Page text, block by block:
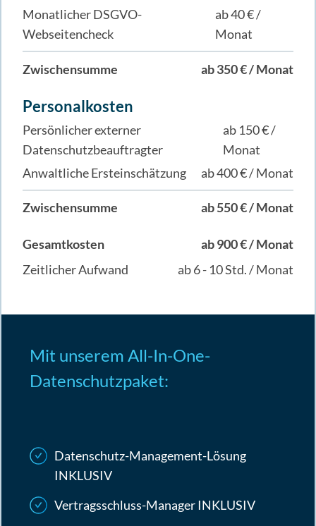
Monatlicher DSGVO-
Webseitencheck
ab 40 € /
Monat
Zwischensumme ab 350 € / Monat
Personalkosten
Persönlicher externer
Datenschutzbeauftragter
ab 150 € /
Monat
Anwaltliche Ersteinschätzung
ab 400 € / Monat
Zwischensumme ab 550 € / Monat
Gesamtkosten
ab 900 € / Monat
Zeitlicher Aufwand
ab 6 - 10 Std. / Monat
Mit unserem All-In-One-
Datenschutzpaket:
Datenschutz-Management-Lösung
INKLUSIV
Vertragsschluss-ManagerINKLUSIV